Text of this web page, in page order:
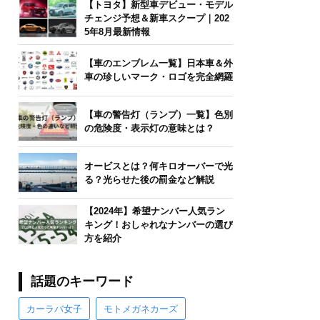
【トヨタ】新型車デビュー・モデル
チェンジ予想＆新車スクープ｜202
5年8月最新情報
【車のエンブレム一覧】日本車＆外
車の珍しいマーク・ロゴを完全網羅
【車の警告灯（ランプ）一覧】色別
の危険度・表示灯の意味とは？
オービスとは？何キロオーバーで光
る？光らせた後の罰金など解説
【2024年】希望ナンバー人気ラン
キング！おしゃれなナンバーの選び
方を紹介
話題のキーワード
カーラバ女子 モトメガネカーズ